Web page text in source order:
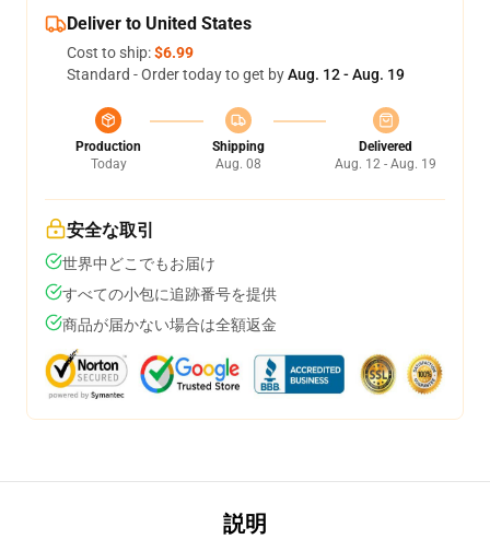
Deliver to United States
Cost to ship:$6.99
Standard - Order today to get byAug. 12 - Aug. 19
Production
Today
Shipping
Aug. 08
Delivered
Aug. 12 - Aug. 19
安全な取引
世界中どこでもお届け
すべての小包に追跡番号を提供
商品が届かない場合は全額返金
説明